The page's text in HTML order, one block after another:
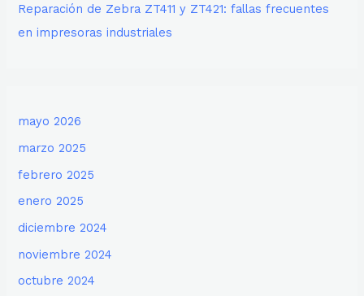
Reparación de Zebra ZT411 y ZT421: fallas frecuentes
en impresoras industriales
mayo 2026
marzo 2025
febrero 2025
enero 2025
diciembre 2024
noviembre 2024
octubre 2024